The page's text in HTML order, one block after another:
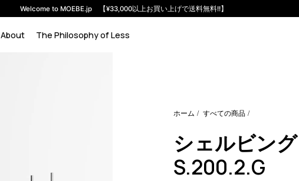
Welcome to MOEBE.jp 【¥33,000以上お買い上げで送料無料!!】
About The Philosophy of Less
ホーム すべての商品
シェルビン
S.200.2.G